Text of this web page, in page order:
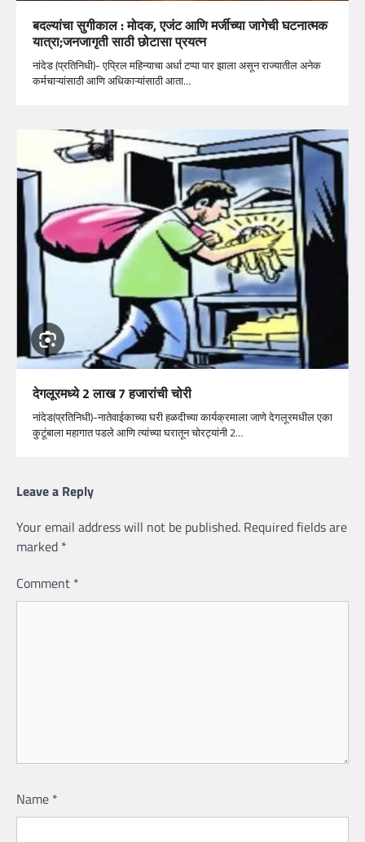
बदल्यांचा सुगीकाल : मोदक, एजंट आणि मर्जीच्या जागेची घटनात्मक
यात्रा;जनजागृती साठी छोटासा प्रयत्न
नांदेड (प्रतिनिधी)- एप्रिल महिन्याचा अर्धा टप्पा पार झाला असून राज्यातील अनेक
कर्मचाऱ्यांसाठी आणि अधिकाऱ्यांसाठी आता…
देगलूरमध्ये 2 लाख 7 हजारांची चोरी
नांदेड(प्रतिनिधी)-नातेवाईकाच्या घरी हळदीच्या कार्यक्रमाला जाणे देगलूरमधील एका
कुटूंबाला महागात पडले आणि त्यांच्या घरातून चोरट्यांनी 2…
Leave a Reply
Your email address will not be published. Required fields are
marked *
Comment *
Name *